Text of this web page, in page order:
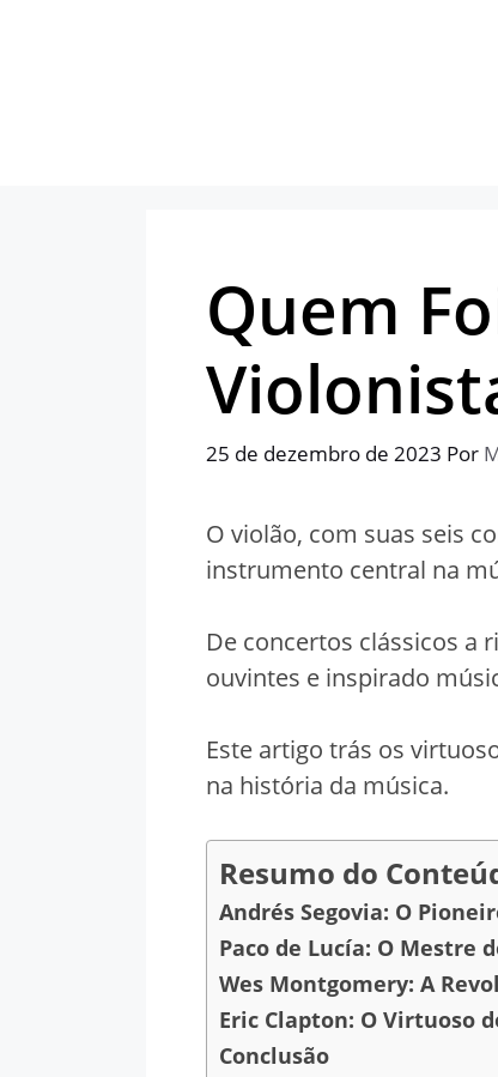
Quem
25 de dezembro de 2023 Por
O violão, com suas seis
instrumento central na
De concertos clássicos a
ouvintes e inspirado
Este artigo trás os
na história da música.
Resumo do
Andrés Segovia: O
Paco de Lucía: O Mestre
Wes Montgomery: A
Eric Clapton: O Virtuoso
Conclusão